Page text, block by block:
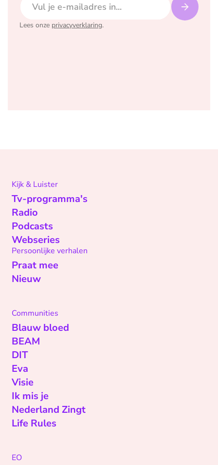
Lees onze privacyverklaring.
Kijk & Luister
Tv-programma's
Radio
Podcasts
Webseries
Persoonlijke verhalen
Praat mee
Nieuw
Communities
Blauw bloed
BEAM
DIT
Eva
Visie
Ik mis je
Nederland Zingt
Life Rules
EO